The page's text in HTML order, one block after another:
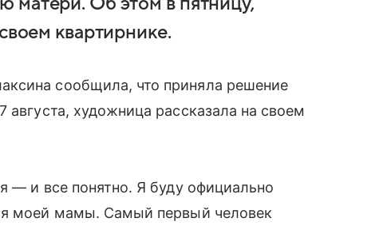
квартирнике.
сообщила, что приняла решение
художница рассказала на своем
— и все понятно. Я буду официально
моей мамы. Самый первый человек